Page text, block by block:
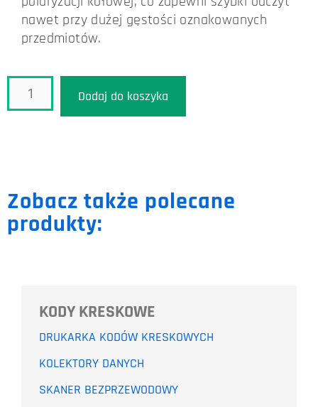
nawet przy dużej gęstości oznakowanych
przedmiotów.
Dodaj do koszyka
Zobacz także polecane
produkty:
KODY KRESKOWE
DRUKARKA KODÓW KRESKOWYCH
KOLEKTORY DANYCH
SKANER BEZPRZEWODOWY